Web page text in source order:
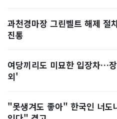
과천경마장 그린벨트 해제
진통
여당끼리도 미묘한 입장차…
외'
"못생겨도 좋아" 한국인 너